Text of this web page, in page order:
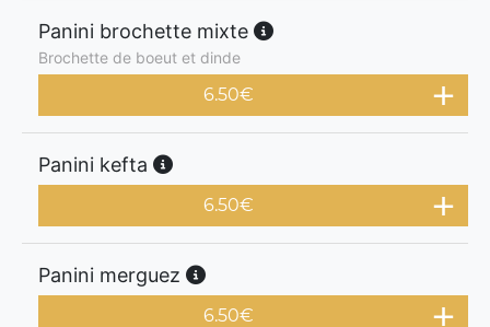
Panini brochette mixte
Brochette de boeut et dinde
6.50€
Panini kefta
6.50€
Panini merguez
6.50€